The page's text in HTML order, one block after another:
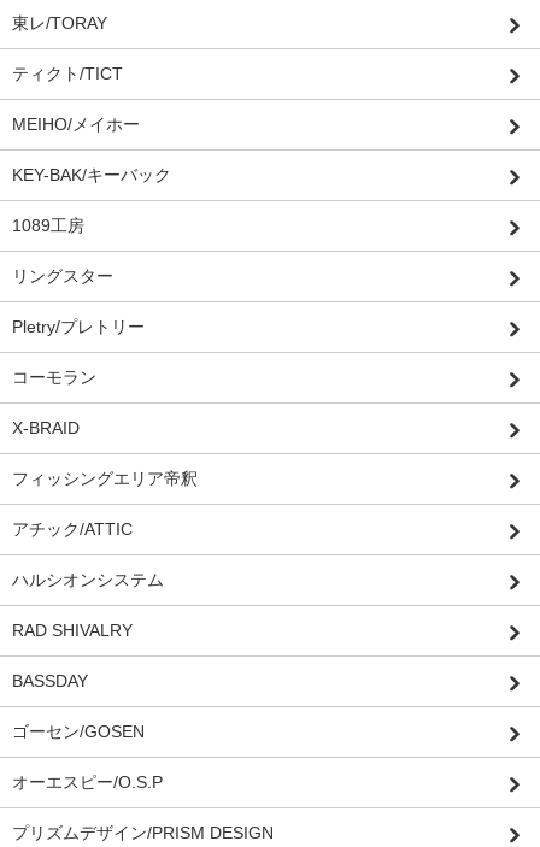
東レ/TORAY
ティクト/TICT
MEIHO/メイホー
KEY-BAK/キーバック
1089工房
リングスター
Pletry/プレトリー
コーモラン
X-BRAID
フィッシングエリア帝釈
アチック/ATTIC
ハルシオンシステム
RAD SHIVALRY
BASSDAY
ゴーセン/GOSEN
オーエスピー/O.S.P
プリズムデザイン/PRISM DESIGN